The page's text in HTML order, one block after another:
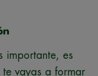
importante, es
te vayas a formar